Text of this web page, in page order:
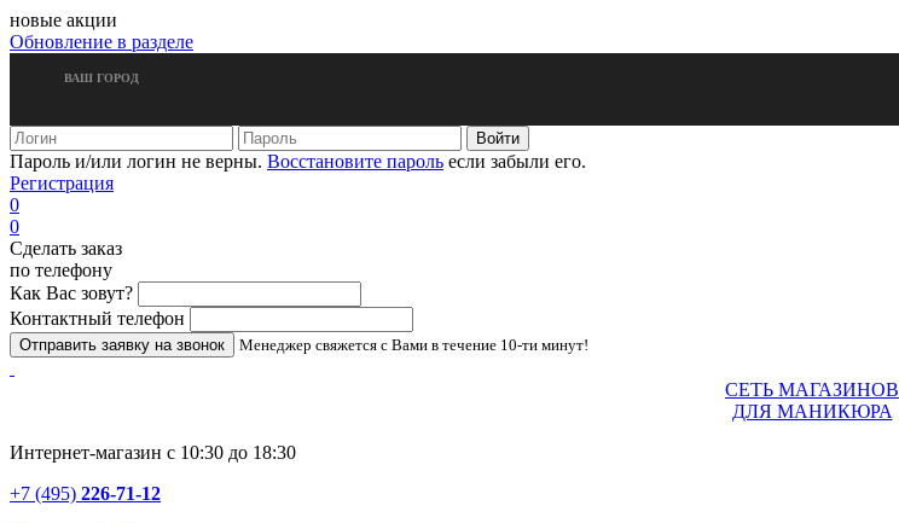
новые акции
Обновление в разделе
ВАШ ГОРОД
Пароль и/или логин не верны. Восстановите пароль если забыли его.
Регистрация
0
0
Сделать заказ
по телефону
Как Вас зовут?
Контактный телефон
Менеджер свяжется с Вами в течение 10-ти минут!
СЕТЬ МАГАЗИНОВ
ДЛЯ МАНИКЮРА
Интернет-магазин с 10:30 до 18:30
+7 (495) 226-71-12